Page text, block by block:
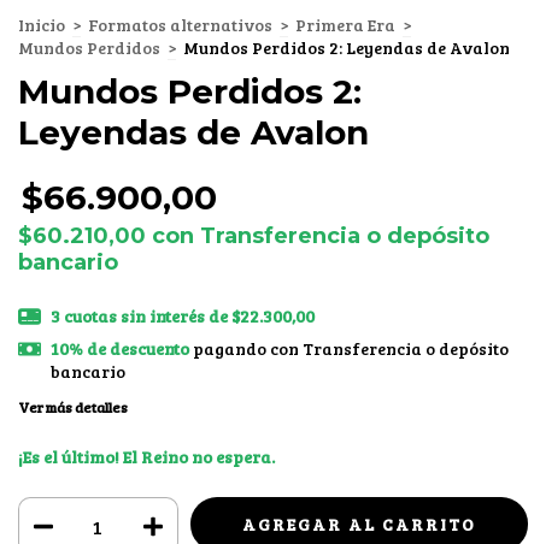
Inicio > Formatos alternativos > Primera Era >
Mundos Perdidos > Mundos Perdidos 2: Leyendas de Avalon
Mundos Perdidos 2:
Leyendas de Avalon
$66.900,00
$60.210,00 con Transferencia o depósito
bancario
3 cuotas sin interés de$22.300,00
10% de descuentopagando con Transferencia o depósito
bancario
Ver más detalles
¡Es el último! El Reino no espera.